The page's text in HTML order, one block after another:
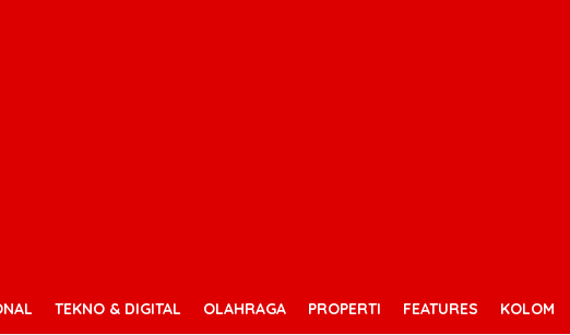
TEKNO & DIGITAL OLAHRAGA PROPERTI FEATURES KOLOM